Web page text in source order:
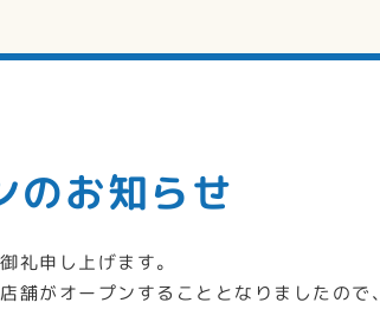
のお知らせ
礼申し上げます。
舗がオープンすることとなりましたので、